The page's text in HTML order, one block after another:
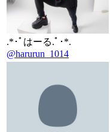
.*･ﾟはーる.ﾟ･*.
@harurun_1014